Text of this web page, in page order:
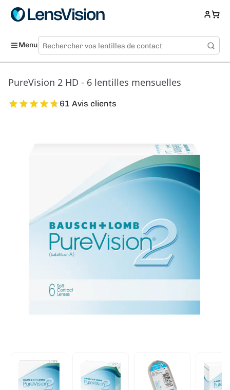
Menu
PureVision 2 HD - 6 lentilles mensuelles
61 Avis clients